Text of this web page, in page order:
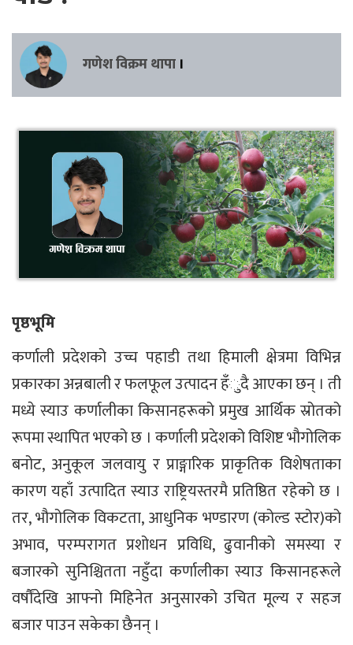
गणेश विक्रम थापा ।
पृष्ठभूमि
कर्णाली प्रदेशको उच्च पहाडी तथा हिमाली क्षेत्रमा विभिन्न
प्रकारका अन्नबाली र फलफूल उत्पादन हँुदै आएका छन् । ती
मध्ये स्याउ कर्णालीका किसानहरूको प्रमुख आर्थिक स्रोतको
रूपमा स्थापित भएको छ । कर्णाली प्रदेशको विशिष्ट भौगोलिक
बनोट, अनुकूल जलवायु र प्राङ्गारिक प्राकृतिक विशेषताका
कारण यहाँ उत्पादित स्याउ राष्ट्रियस्तरमै प्रतिष्ठित रहेको छ ।
तर, भौगोलिक विकटता, आधुनिक भण्डारण (कोल्ड स्टोर)को
अभाव, परम्परागत प्रशोधन प्रविधि, ढुवानीको समस्या र
बजारको सुनिश्चितता नहुँदा कर्णालीका स्याउ किसानहरूले
वर्षौंदेखि आफ्नो मिहिनेत अनुसारको उचित मूल्य र सहज
बजार पाउन सकेका छैनन् ।